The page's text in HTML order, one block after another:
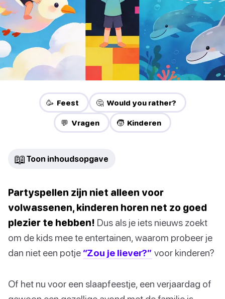
🥳 Feest 🤔 Would you rather?
💬 Vragen 🧒 Kinderen
📖 Toon inhoudsopgave
Partyspellen zijn niet alleen voor
volwassenen, kinderen horen net zo goed
plezier te hebben! Dus als je iets nieuws zoekt
om de kids mee te entertainen, waarom probeer je
dan niet een potje “Zou je liever?” voor kinderen?
Of het nu voor een slaapfeestje, een verjaardag of